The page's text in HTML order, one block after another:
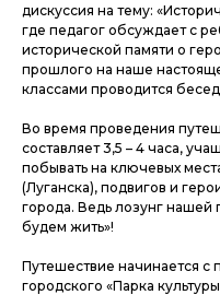
дискуссия на тему:
где педагог обсуждает с
исторической памяти о
прошлого на наше
классами проводится
Во время проведения
составляет 3,5 – 4 часа,
побывать на ключевых
(Луганска), подвигов и
города. Ведь лозунг нашей
будем жить»!
Путешествие начинается с
городского «Парка